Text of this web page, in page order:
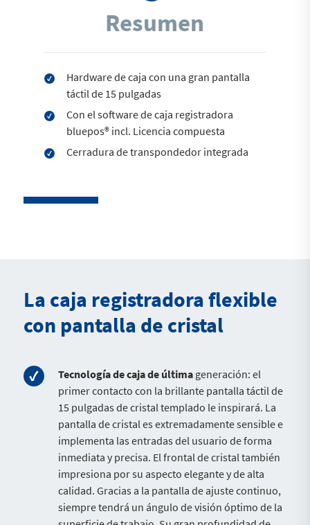
Resumen
Hardware de caja con una gran pantalla
táctil de 15 pulgadas
Con el software de caja registradora
bluepos® incl. Licencia compuesta
Cerradura de transpondedor integrada
La caja registradora flexible
con pantalla de cristal
Tecnología de caja de última generación: el
primer contacto con la brillante pantalla táctil de
15 pulgadas de cristal templado le inspirará. La
pantalla de cristal es extremadamente sensible e
implementa las entradas del usuario de forma
inmediata y precisa. El frontal de cristal también
impresiona por su aspecto elegante y de alta
calidad. Gracias a la pantalla de ajuste continuo,
siempre tendrá un ángulo de visión óptimo de la